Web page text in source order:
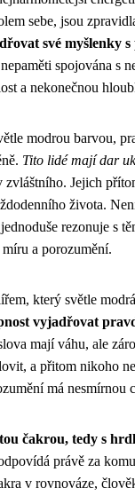
sebe, jsou
své myšlenky
spojována s
a nekonečnou
modrou barvou,
Tito lidé mají dar
Jejich
života.
rezonuje s
a porozumění.
který světle
vyjadřovat
mají váhu, ale
a přitom nikoho
má nesmírnou
čakrou, tedy s
právě za
v rovnováze,